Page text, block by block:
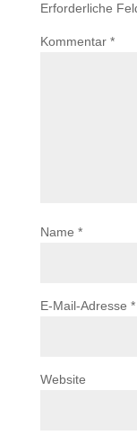
Erforderliche
Kommentar *
Name *
E-Mail-Adresse *
Website